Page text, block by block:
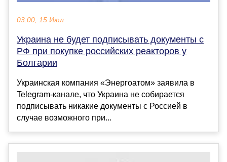
03:00, 15 Июл
Украина не будет подписывать документы с
РФ при покупке российских реакторов у
Болгарии
Украинская компания «Энергоатом» заявила в
Telegram-канале, что Украина не собирается
подписывать никакие документы с Россией в
случае возможного при...